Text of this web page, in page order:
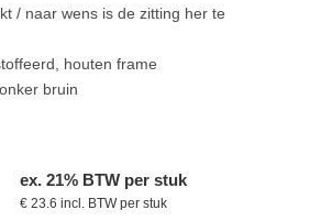
/ naar wens is de zitting her te
houten frame
bruin
ex. 21% BTW per stuk
€ 23.6 incl. BTW per stuk